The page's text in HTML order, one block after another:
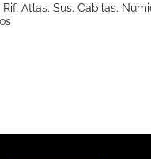
Atlas. Sus. Cabilas.